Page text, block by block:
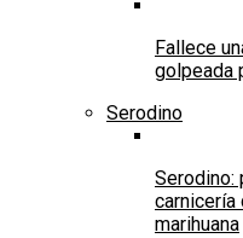
Fallece
golpeada
Serodino
Serodino:
carnicería
marihuana